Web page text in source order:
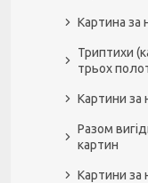
Картина за
Триптихи
трьох
Картини за
Разом
картин
Картини за